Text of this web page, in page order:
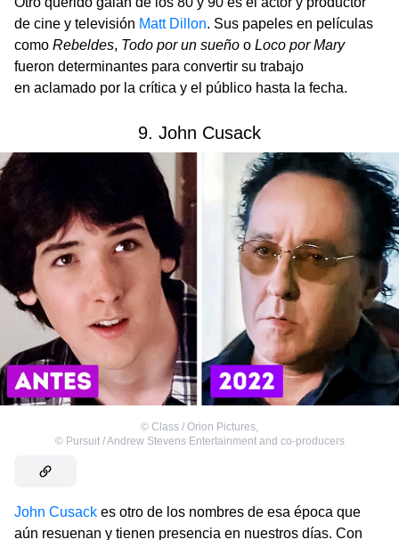
de cine y televisión Matt Dillon. Sus papeles en películas
como Rebeldes, Todo por un sueño o Loco por Mary
fueron determinantes para convertir su trabajo
en aclamado por la crítica y el público hasta la fecha.
9. John Cusack
© Class / Orion Pictures,
© Pursuit / Andrew Stevens Entertainment and co-producers
John Cusack es otro de los nombres de esa época que
aún resuenan y tienen presencia en nuestros días. Con